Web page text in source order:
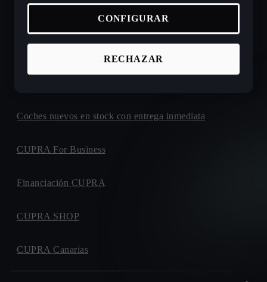
Coches de ocasión en stock
Ofertas de coches nuevos CUPRA
Coches nuevos en stock con entrega inmediata
CUPRA For Business
Financiación CUPRA
CUPRA SHOP
CUPRA Canarias
RECHAZAR
CONFIGURAR